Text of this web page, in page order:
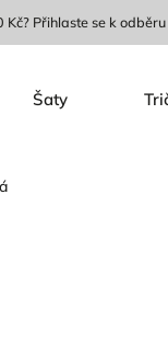
Přihlaste se k odběru
Šaty